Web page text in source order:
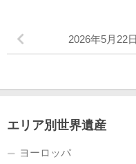
2026年5月22
エリア別世界遺産
ヨーロッパ